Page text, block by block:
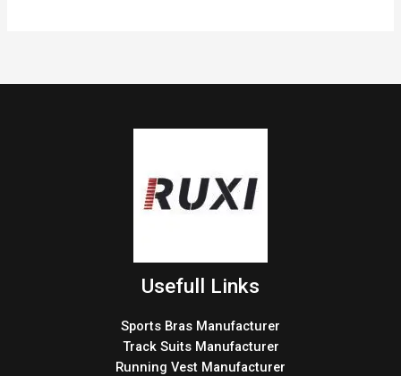
Usefull Links
Sports Bras Manufacturer
Track Suits Manufacturer
Running Vest Manufacturer